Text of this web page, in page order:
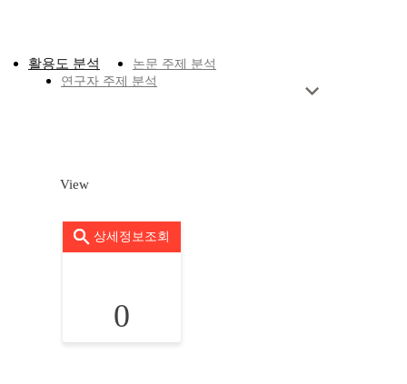
활용도 분석
논문 주제 분석
연구자 주제 분석
View
상세정보조회
0